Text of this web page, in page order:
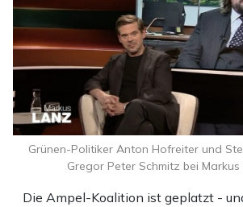
Die Ampel-Koalition ist geplatzt -
Grünen-Politiker Anton Hofreiter und
Gregor Peter Schmitz bei Markus